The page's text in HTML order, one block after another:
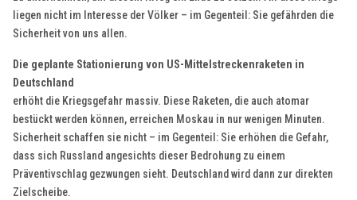
liegen nicht im Interesse der Völker – im Gegenteil: Sie gefährden die
Sicherheit von uns allen.
Die geplante Stationierung von US-Mittelstreckenraketen in
Deutschland
erhöht die Kriegsgefahr massiv. Diese Raketen, die auch atomar
bestückt werden können, erreichen Moskau in nur wenigen Minuten.
Sicherheit schaffen sie nicht – im Gegenteil: Sie erhöhen die Gefahr,
dass sich Russland angesichts dieser Bedrohung zu einem
Präventivschlag gezwungen sieht. Deutschland wird dann zur direkten
Zielscheibe.